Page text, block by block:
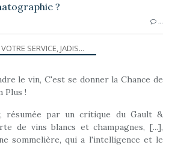
SERVICE, JADIS...
le vin, C'est se donner la Chance de
Plus !
résumée par un critique du Gault &
de vins blancs et champagnes, [...],
sommelière, qui a l'intelligence et le